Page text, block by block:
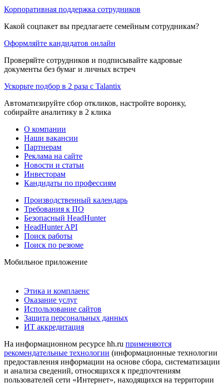
Корпоративная поддержка сотрудников
Какой соцпакет вы предлагаете семейным сотрудникам?
Оформляйте кандидатов онлайн
Проверяйте сотрудников и подписывайте кадровые
документы без бумаг и личных встреч
Ускорьте подбор в 2 раза с Talantix
Автоматизируйте сбор откликов, настройте воронку,
собирайте аналитику в 2 клика
О компании
Наши вакансии
Партнерам
Реклама на сайте
Новости и статьи
Инвесторам
Кандидаты по профессиям
Производственный календарь
Требования к ПО
Безопасный HeadHunter
HeadHunter API
Поиск работы
Поиск по резюме
Мобильное приложение
Этика и комплаенс
Оказание услуг
Использование сайтов
Защита персональных данных
ИТ аккредитация
На информационном ресурсе hh.ru применяются
рекомендательные технологии (информационные технологии
предоставления информации на основе сбора, систематизации
и анализа сведений, относящихся к предпочтениям
пользователей сети «Интернет», находящихся на территории